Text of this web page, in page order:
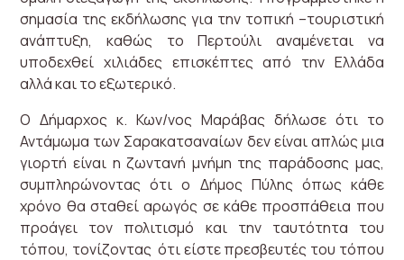
σημασία της εκδήλωσης για την τοπική –τουριστική
ανάπτυξη, καθώς το Περτούλι αναμένεται να
υποδεχθεί χιλιάδες επισκέπτες από την Ελλάδα
αλλά και το εξωτερικό.
Ο Δήμαρχος κ. Κων/νος Μαράβας δήλωσε ότι το
Αντάμωμα των Σαρακατσαναίων δεν είναι απλώς μια
γιορτή είναι η ζωντανή μνήμη της παράδοσης μας,
συμπληρώνοντας ότι ο Δήμος Πύλης όπως κάθε
χρόνο θα σταθεί αρωγός σε κάθε προσπάθεια που
προάγει τον πολιτισμό και την ταυτότητα του
τόπου, τονίζοντας ότι είστε πρεσβευτές του τόπου